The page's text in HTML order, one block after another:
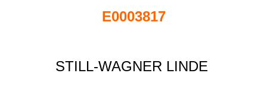
E0003817
STILL-WAGNER LINDE